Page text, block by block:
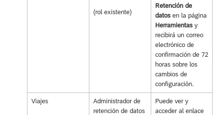
(rol existente)
Retención de
datosen la página
Herramientasy
recibirá un correo
electrónico de
confirmación de 72
horas sobre los
cambios de
configuración.
Viajes
Administrador de
retención de datos
Puede ver y
acceder al enlace